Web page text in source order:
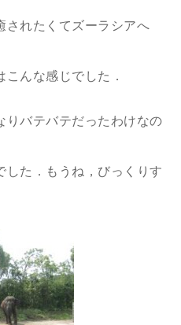
されたくてズーラシアへ
んな感じでした．
りバテバテだったわけなの
した．もうね，びっくりす